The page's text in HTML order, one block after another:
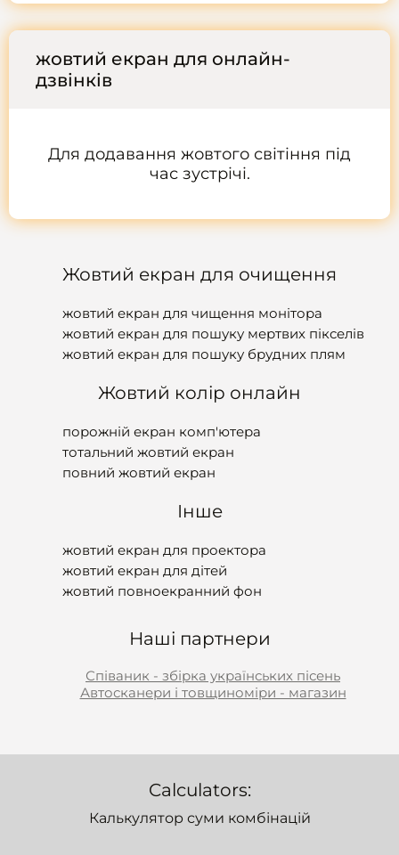
жовтий екран для онлайн-
дзвінків
Для додавання жовтого світіння під
час зустрічі.
Жовтий екран для очищення
жовтий екран для чищення монітора
жовтий екран для пошуку мертвих пікселів
жовтий екран для пошуку брудних плям
Жовтий колір онлайн
порожній екран комп'ютера
тотальний жовтий екран
повний жовтий екран
Інше
жовтий екран для проектора
жовтий екран для дітей
жовтий повноекранний фон
Наші партнери
Співаник - збірка українських пісень
Автосканери і товщиноміри - магазин
Calculators:
Калькулятор суми комбінацій